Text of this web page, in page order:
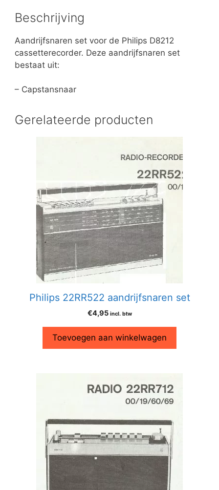
Beschrijving
Aandrijfsnaren set voor de Philips D8212
cassetterecorder. Deze aandrijfsnaren set
bestaat uit:
– Capstansnaar
Gerelateerde producten
Philips 22RR522 aandrijfsnaren set
€4,95 incl. btw
Toevoegen aan winkelwagen